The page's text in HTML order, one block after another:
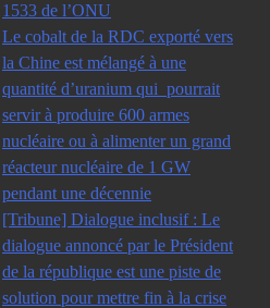
1533 de l’ONU
Le cobalt de la RDC exporté vers
la Chine est mélangé à une
quantité d’uranium qui pourrait
servir à produire 600 armes
nucléaire ou à alimenter un grand
réacteur nucléaire de 1 GW
pendant une décennie
[Tribune] Dialogue inclusif : Le
dialogue annoncé par le Président
de la république est une piste de
solution pour mettre fin à la crise